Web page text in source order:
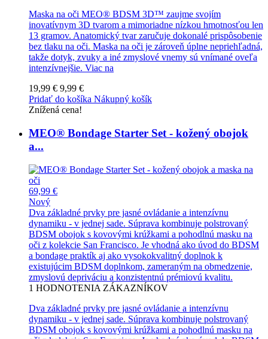
Maska na oči MEO® BDSM 3D™ zaujme svojím
inovatívnym 3D tvarom a mimoriadne nízkou hmotnosťou len
13 gramov. Anatomický tvar zaručuje dokonalé prispôsobenie
bez tlaku na oči. Maska na oči je zároveň úplne nepriehľadná,
takže dotyk, zvuky a iné zmyslové vnemy sú vnímané oveľa
intenzívnejšie. Viac na
19,99 € 9,99 €
Pridať do košíka Nákupný košík
Znížená cena!
MEO® Bondage Starter Set - kožený obojok
a...
69,99 €
Nový
Dva základné prvky pre jasné ovládanie a intenzívnu
dynamiku - v jednej sade. Súprava kombinuje polstrovaný
BDSM obojok s kovovými krúžkami a pohodlnú masku na
oči z kolekcie San Francisco. Je vhodná ako úvod do BDSM
a bondage praktík aj ako vysokokvalitný doplnok k
existujúcim BDSM doplnkom, zameraným na obmedzenie,
zmyslovú depriváciu a konzistentnú prémiovú kvalitu.
1 HODNOTENIA ZÁKAZNÍKOV
Dva základné prvky pre jasné ovládanie a intenzívnu
dynamiku - v jednej sade. Súprava kombinuje polstrovaný
BDSM obojok s kovovými krúžkami a pohodlnú masku na